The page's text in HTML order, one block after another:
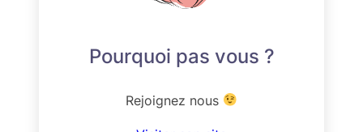
Pourquoi pas vous ?
Rejoignez nous